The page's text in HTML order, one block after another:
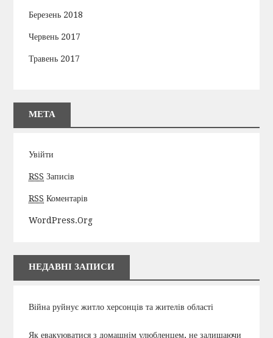
Березень 2018
Червень 2017
Травень 2017
МЕТА
Увійти
RSS Записів
RSS Коментарів
WordPress.org
НЕДАВНІ ЗАПИСИ
Війна руйнує житло херсонців та жителів області
Як евакуюватися з домашнім улюбленцем, не залишаючи